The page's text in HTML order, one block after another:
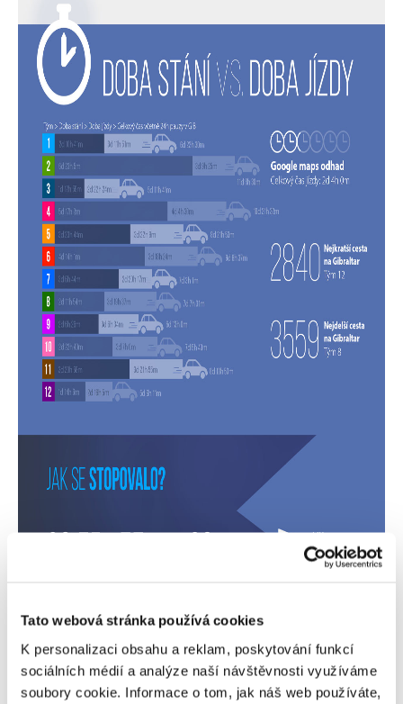
Tato webová stránka používá cookies
K personalizaci obsahu a reklam, poskytování funkcí
sociálních médií a analýze naší návštěvnosti využíváme
soubory cookie. Informace o tom, jak náš web používáte,